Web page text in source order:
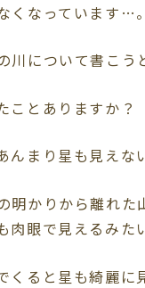
くなっています
川について書こう
ことありますか？
まり星も見えな
明かりから離れた
眼で見えるみた
くると星も綺麗